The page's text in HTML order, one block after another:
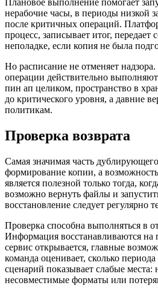
Плановое выполнение помогает
нерабочие часы, в периоды низкой
после критичных операций.
процесс, записывает итог,
неполадке, если копия не была
Но расписание не отменяет
операции действительно
пин ап целиком, пространство в
до критического уровня, а давние
политикам.
Проверка возврата
Самая значимая часть
формирование копии, а возможность
является полезной только тогда,
возможно вернуть файлы и
восстановление следует регулярно
Проверка способна выполняться в
Информация восстанавливаются на
сервис открывается, главные
команда оценивает, сколько
сценарий показывает слабые места:
несовместимые форматы или